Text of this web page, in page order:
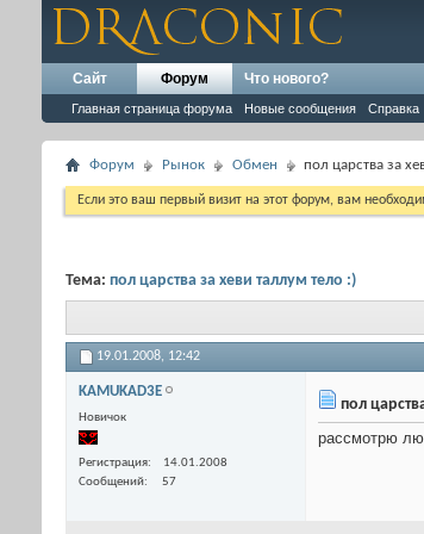
Сайт Форум
Главная страница форума Новые сообщения Справка
Что нового?
Форум Рынок Обмен пол царства за
Если это ваш первый визит на этот форум, вам
Тема: пол царства за хеви таллум тело :)
19.01.2008, 12:42
KAMUKAD3E
Новичок
Регистрация
14.01.2008
Сообщений
57
пол
рассмотрю